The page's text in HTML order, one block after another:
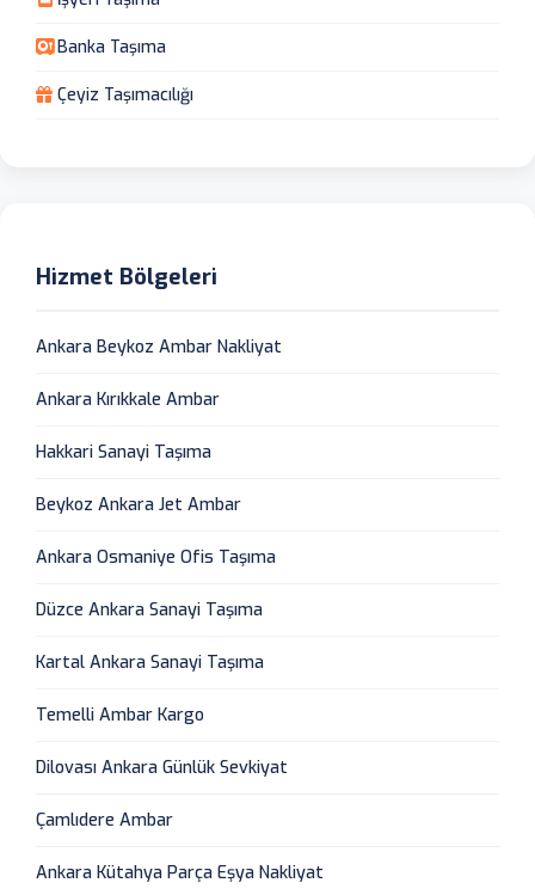
Banka Taşıma
Çeyiz Taşımacılığı
Hizmet Bölgeleri
Ankara Beykoz Ambar Nakliyat
Ankara Kırıkkale Ambar
Hakkari Sanayi Taşıma
Beykoz Ankara Jet Ambar
Ankara Osmaniye Ofis Taşıma
Düzce Ankara Sanayi Taşıma
Kartal Ankara Sanayi Taşıma
Temelli Ambar Kargo
Dilovası Ankara Günlük Sevkiyat
Çamlıdere Ambar
Ankara Kütahya Parça Eşya Nakliyat